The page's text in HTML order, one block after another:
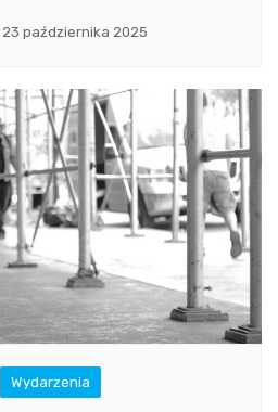
23 października 2025
Wydarzenia